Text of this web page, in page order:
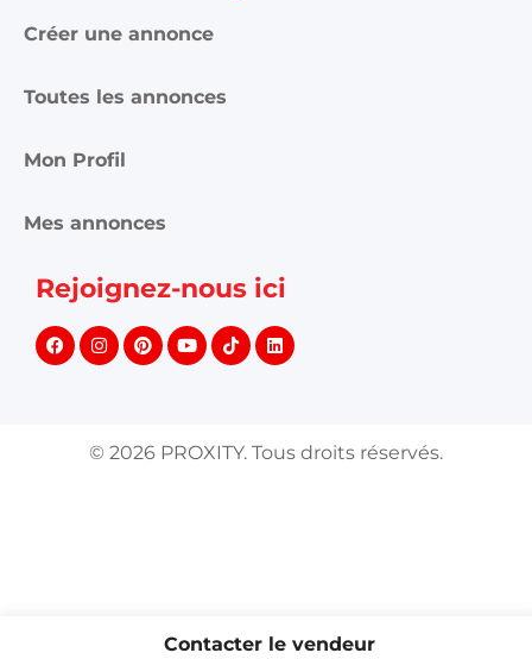
Contacter le vendeur
Créer une annonce
Toutes les annonces
Mon Profil
Mes annonces
Rejoignez-nous ici
© 2026 PROXITY. Tous droits réservés.